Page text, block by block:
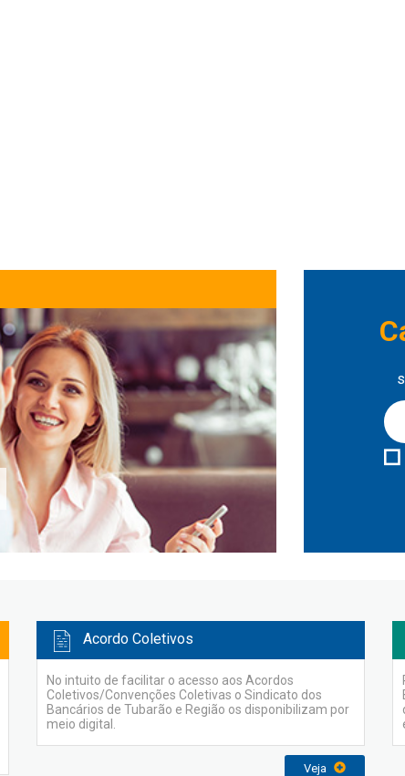
Acordo Coletivos
No intuito de facilitar o acesso aos Acordos
Coletivos/Convenções Coletivas o Sindicato dos
Bancários de Tubarão e Região os disponibilizam por
meio digital.
Veja